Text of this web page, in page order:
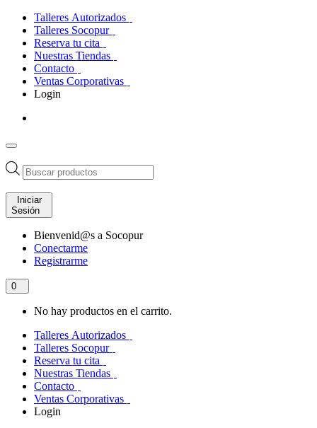
Talleres Autorizados
Talleres Socopur
Reserva tu cita
Nuestras Tiendas
Contacto
Ventas Corporativas
Login
Búsqueda
de
productos
Iniciar
Sesión
Bienvenid@s a Socopur
Conectarme
Registrarme
0
No hay productos en el carrito.
Talleres Autorizados
Talleres Socopur
Reserva tu cita
Nuestras Tiendas
Contacto
Ventas Corporativas
Login